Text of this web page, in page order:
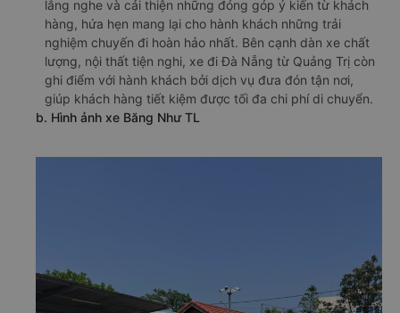
lắng nghe và cải thiện những đóng góp ý kiến từ khách
hàng, hứa hẹn mang lại cho hành khách những trải
nghiệm chuyến đi hoàn hảo nhất. Bên cạnh dàn xe chất
lượng, nội thất tiện nghi, xe đi Đà Nẵng từ Quảng Trị còn
ghi điểm với hành khách bởi dịch vụ đưa đón tận nơi,
giúp khách hàng tiết kiệm được tối đa chi phí di chuyển.
b. Hình ảnh xe Băng Như TL